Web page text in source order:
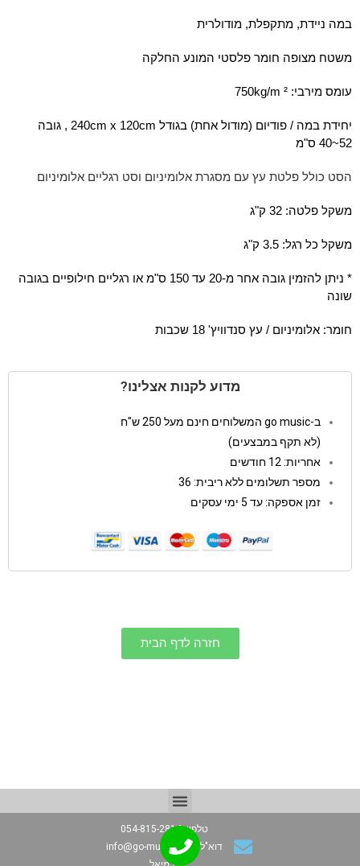
במה ניידת, מתקפלת, מודולרית
משטח מצופה חומר פלסטי המונע החלקה
עומס מירבי: 750kg/m ²
יחידת במה / פודיום (מודול אחת) בגודל 240cm x 120cm , גובה
52~40 ס"מ
הסט כולל פלטת עץ עם מסגרת אלומיניום וסט רגליים אלומיניום
משקל פלטה: 32 ק"ג
משקל כל רגל: 3.5 ק"ג
* ניתן להזמין גובה אחר מ-20 עד 150 ס"מ או רגליים חילופיים בגובה
שונה
חומר: אלומיניום / עץ סנדוויץ' 18 שכבות
מדוע לקנות אצלינו?
ב-go music המשלוחים חינם מעל 250 ש"ח
(לא תקף במבצעים)
אחריות: 12 חודשים
מספר תשלומים ללא ריבית: 36
זמן אספקה: עד 5 ימי עסקים
חזרה לדף הבית
טלפון: 054-815-2814
דוא"ל: info@go-music.co.il